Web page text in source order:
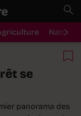
Nature
se
panorama des